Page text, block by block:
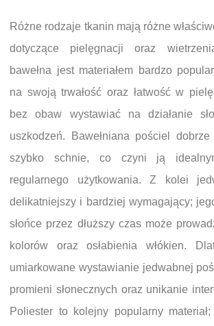
Różne rodzaje tkanin mają różne
dotyczące pielęgnacji oraz
bawełna jest materiałem bardzo
na swoją trwałość oraz łatwość w
bez obaw wystawiać na działanie
uszkodzeń. Bawełniana pościel
szybko schnie, co czyni ją
regularnego użytkowania. Z kolei
delikatniejszy i bardziej wymagający;
słońce przez dłuższy czas może
kolorów oraz osłabienia włókien.
umiarkowane wystawianie jedwabnej
promieni słonecznych oraz unikanie
Poliester to kolejny popularny